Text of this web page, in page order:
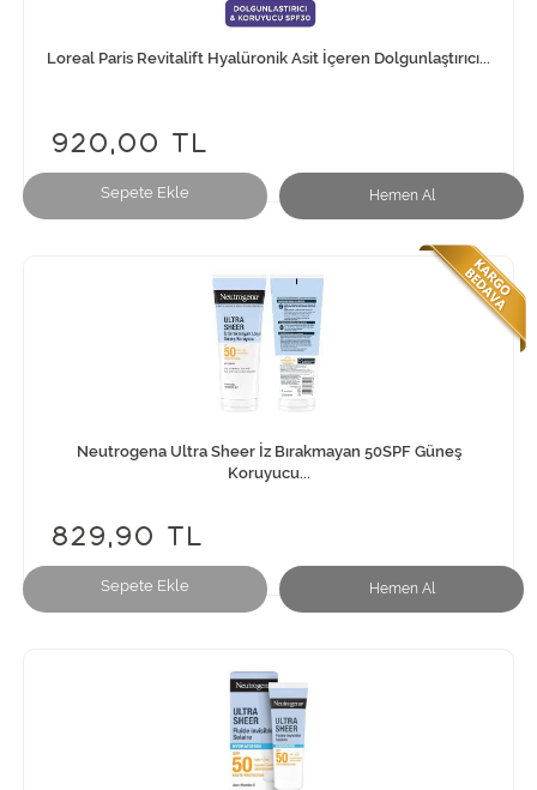
Sepete Ekle Hemen Al
Loreal Paris Revitalift Hyalüronik Asit İçeren Dolgunlaştırıcı...
920,00 TL
Sepete Ekle Hemen Al
Neutrogena Ultra Sheer İz Bırakmayan 50SPF Güneş
Koruyucu...
829,90 TL